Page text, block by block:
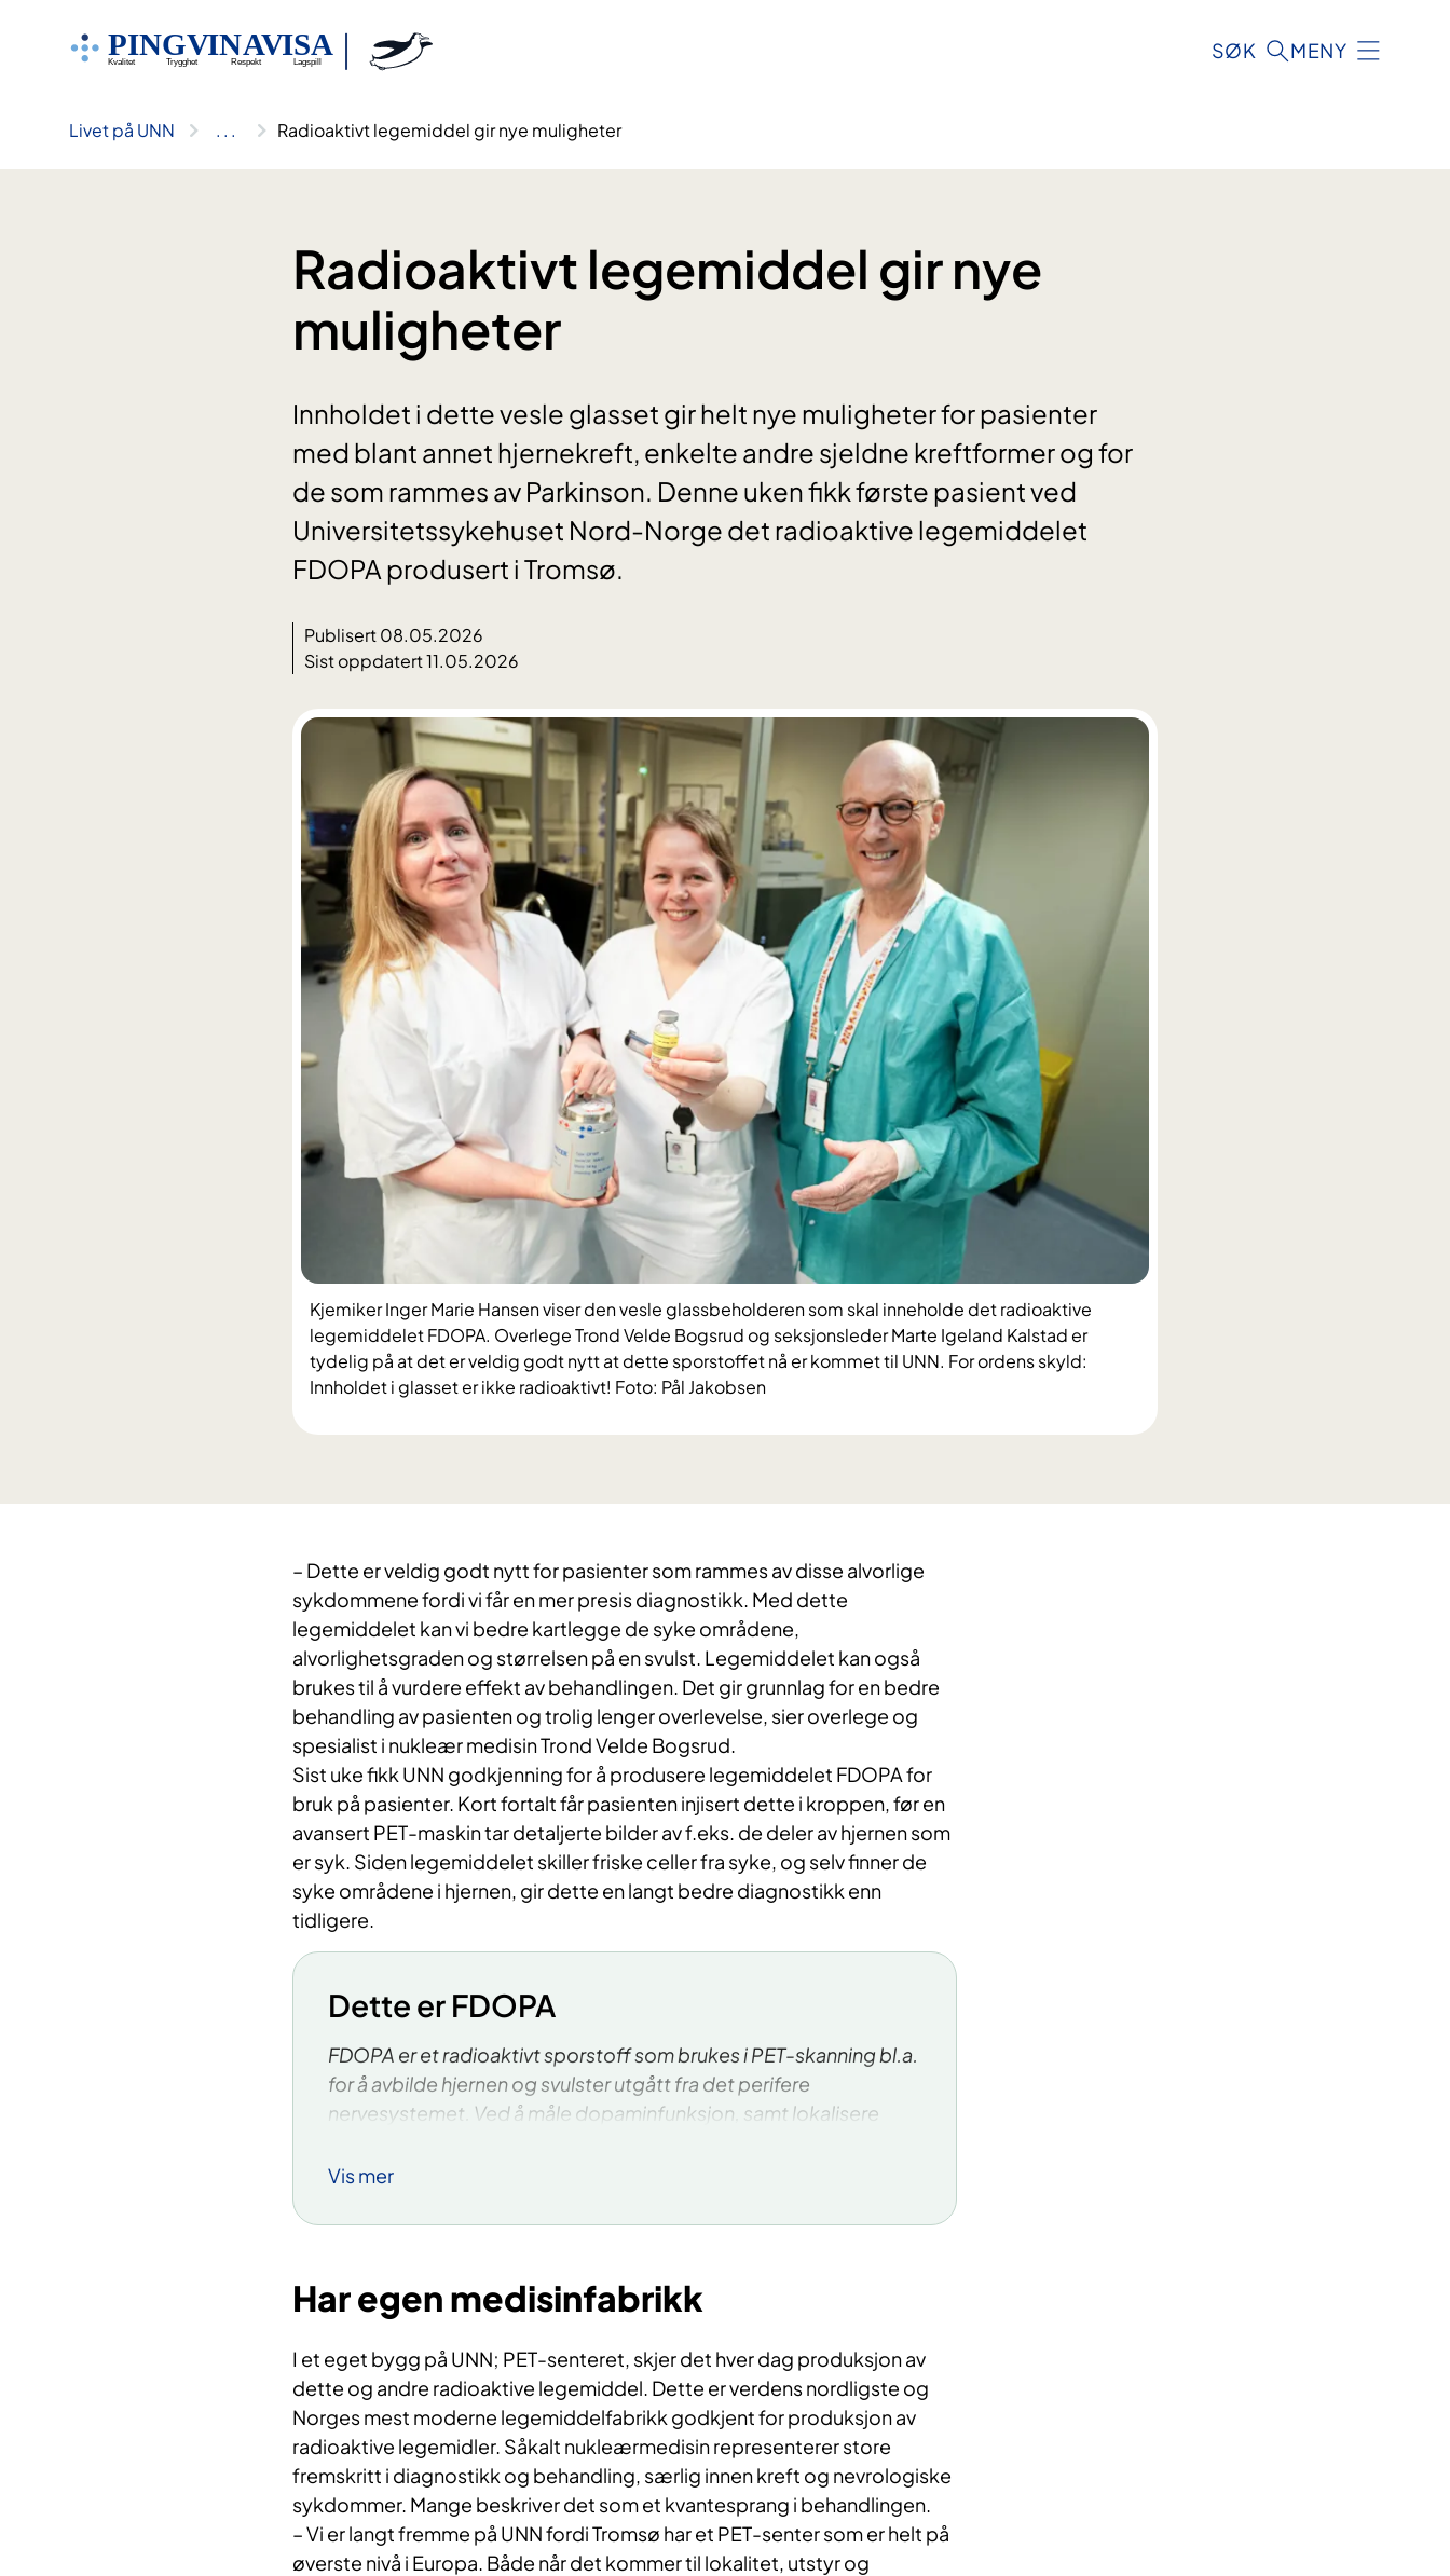
SØK MENY
Livet på UNN .. . Radioaktivt legemiddel gir nye muligheter
Radioaktivt legemiddel gir nye
muligheter
Innholdet i dette vesle glasset gir helt nye muligheter for pasienter
med blant annet hjernekreft, enkelte andre sjeldne kreftformer og for
de som rammes av Parkinson. Denne uken fikk første pasient ved
Universitetssykehuset Nord-Norge det radioaktive legemiddelet
FDOPA produsert i Tromsø.
Publisert 08.05.2026
Sist oppdatert 11.05.2026
Kjemiker Inger Marie Hansen viser den vesle glassbeholderen som skal inneholde det radioaktive
legemiddelet FDOPA. Overlege Trond Velde Bogsrud og seksjonsleder Marte Igeland Kalstad er
tydelig på at det er veldig godt nytt at dette sporstoffet nå er kommet til UNN. For ordens skyld:
Innholdet i glasset er ikke radioaktivt! Foto: Pål Jakobsen
– Dette er veldig godt nytt for pasienter som rammes av disse alvorlige
sykdommene fordi vi får en mer presis diagnostikk. Med dette
legemiddelet kan vi bedre kartlegge de syke områdene,
alvorlighetsgraden og størrelsen på en svulst. Legemiddelet kan også
brukes til å vurdere effekt av behandlingen. Det gir grunnlag for en bedre
behandling av pasienten og trolig lenger overlevelse, sier overlege og
spesialist i nukleær medisin Trond Velde Bogsrud.
Sist uke fikk UNN godkjenning for å produsere legemiddelet FDOPA for
bruk på pasienter. Kort fortalt får pasienten injisert dette i kroppen, før en
avansert PET-maskin tar detaljerte bilder av f.eks. de deler av hjernen som
er syk. Siden legemiddelet skiller friske celler fra syke, og selv finner de
syke områdene i hjernen, gir dette en langt bedre diagnostikk enn
tidligere.
Dette er FDOPA
FDOPA er et radioaktivt sporstoff som brukes i PET-skanning bl.a.
for å avbilde hjernen og svulster utgått fra det perifere
nervesystemet. Ved å måle dopaminfunksjon, samt lokalisere
hjernekreft og Parkinson fra andre lignende lidelser.
behandling. Sist uke fikk UNN godkjenning for å produsere dette
ble det tatt i bruk på første pasient.
Vis mer
Har egen medisinfabrikk
I et eget bygg på UNN; PET-senteret, skjer det hver dag produksjon av
dette og andre radioaktive legemiddel. Dette er verdens nordligste og
Norges mest moderne legemiddelfabrikk godkjent for produksjon av
radioaktive legemidler. Såkalt nukleærmedisin representerer store
fremskritt i diagnostikk og behandling, særlig innen kreft og nevrologiske
sykdommer. Mange beskriver det som et kvantesprang i behandlingen.
– Vi er langt fremme på UNN fordi Tromsø har et PET-senter som er helt på
øverste nivå i Europa. Både når det kommer til lokalitet, utstyr og